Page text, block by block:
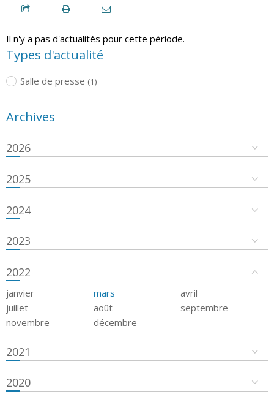
Il n'y a pas d'actualités pour cette période.
Types d'actualité
Salle de presse (1)
Archives
2026
2025
2024
2023
2022
janvier mars
avril
juillet
août
septembre
novembre
décembre
2021
2020